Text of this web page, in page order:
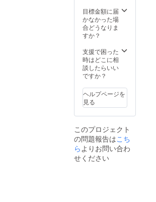
御芳名
のお名
前をご
記入く
い。 ＜
例①＞
桜ネー
ムプ
山田 太
郎･花子
②＞ 桜
ネーム
プレー
ト 誕生
記念 山
に使え
ます。
価格帯
約500～
※とよた
スポー
ツパー
ク店の
用可
能。 ※
9月1日
～2027
年3月31
日 ※現
金との
芳名
※②と同
じ内容
しま
す。 ④
サンク
スレ
ター ☆
支援
欄に希
望され
る桜
ネーム
プレー
トの内
一、天
災など
のやむ
で掲出
場所、
掲出物
等が使
なく
場合、
私たち
にでき
る限り
のケア
はさせ
ていた
のない
ように
ご注意
例＞ 芳
名板 株
式会社
豊田ス
ム ※万
が一、
天災な
どのや
ない理
由で掲
出場
所、掲
支援
時、必
ず備考
る御芳
名のお
名前を
ご記入
い。
＜例＞
芳名板
株式会
スタジ
アム ※
万が
一、天
災など
名のみ
とさせ
ていた
だきま
サンク
スレ
ター ☆
支援
ず備考
欄に希
望され
るHPへ
名のお
名前を
ご記入
くださ
い。
目標金額に届
かなかった場
合どうなりま
すか？
支援で困った
時はどこに相
談したらいい
ですか？
ヘルプページを
見る
このプロジェクト
の問題報告はこち
らよりお問い合わ
せください